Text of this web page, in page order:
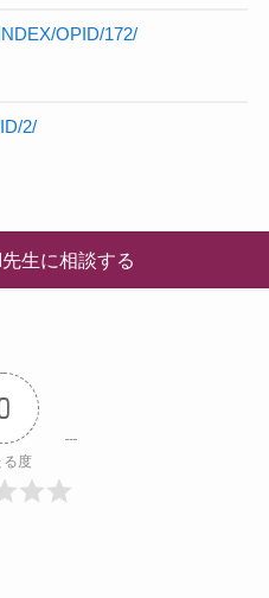
OPID/172/
2/
生に相談する
る度